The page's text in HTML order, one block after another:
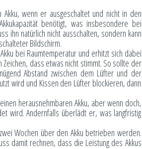
wenn er ausgeschaltet und nicht in den
benötigt, was insbesondere bei
ihn natürlich nicht ausschalten, sondern kann
Bildschirm.
bei Raumtemperatur und erhitzt sich dabei
dass etwas nicht stimmt. So sollte der
Abstand zwischen dem Lüfter und der
wird und Kissen den Lüfter blockieren, dann
herausnehmbaren Akku, aber wenn doch,
wird. Andernfalls überlädt er, was langfristig
Wochen über den Akku betrieben werden.
damit rechnen, dass die Leistung des Akkus